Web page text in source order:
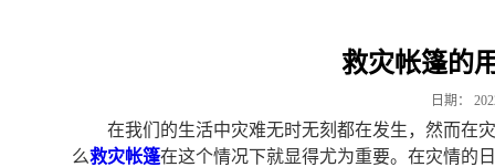
救灾帐篷的
日期：
在我们的生活中灾难无时无刻都在发生，然而在
么救灾帐篷在这个情况下就显得尤为重要。在灾情的